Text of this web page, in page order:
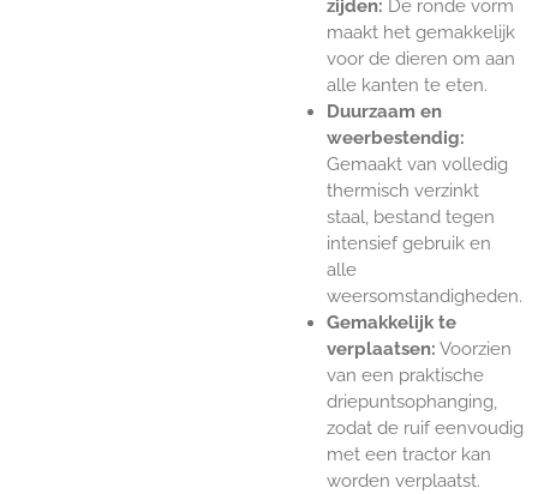
zijden: De ronde vorm
maakt het gemakkelijk
voor de dieren om aan
alle kanten te eten.
Duurzaam en
weerbestendig:
Gemaakt van volledig
thermisch verzinkt
staal, bestand tegen
intensief gebruik en
alle
weersomstandigheden.
Gemakkelijk te
verplaatsen: Voorzien
van een praktische
driepuntsophanging,
zodat de ruif eenvoudig
met een tractor kan
worden verplaatst.